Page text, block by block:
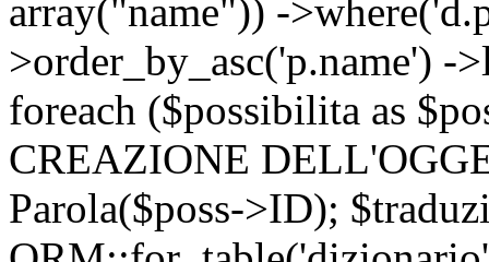
array("name")) -
>order_by_asc('p.name')
foreach ($possibilita as
CREAZIONE
Parola($poss->ID);